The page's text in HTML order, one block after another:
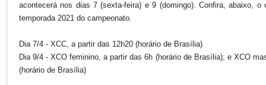
acontecerá nos dias 7 (sexta-feira) e 9 (domingo). Confira, abaixo, o
temporada 2021 do campeonato.
Dia 7/4 - XCC, a partir das 12h20 (horário de Brasília)
Dia 9/4 - XCO feminino, a partir das 6h (horário de Brasília); e XCO
(horário de Brasília)